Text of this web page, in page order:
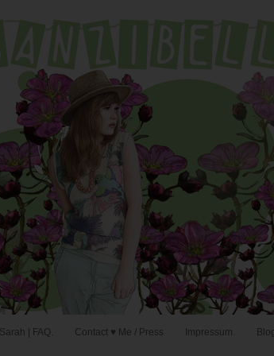
| FAQ. Contact ♥ Me / Press Impressum.